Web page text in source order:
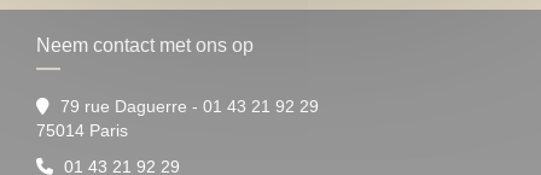
Neem contact met ons op
79 rue Daguerre - 01 43 21 92 29
75014 Paris((opent in een nieuw venster))
01 43 21 92 29